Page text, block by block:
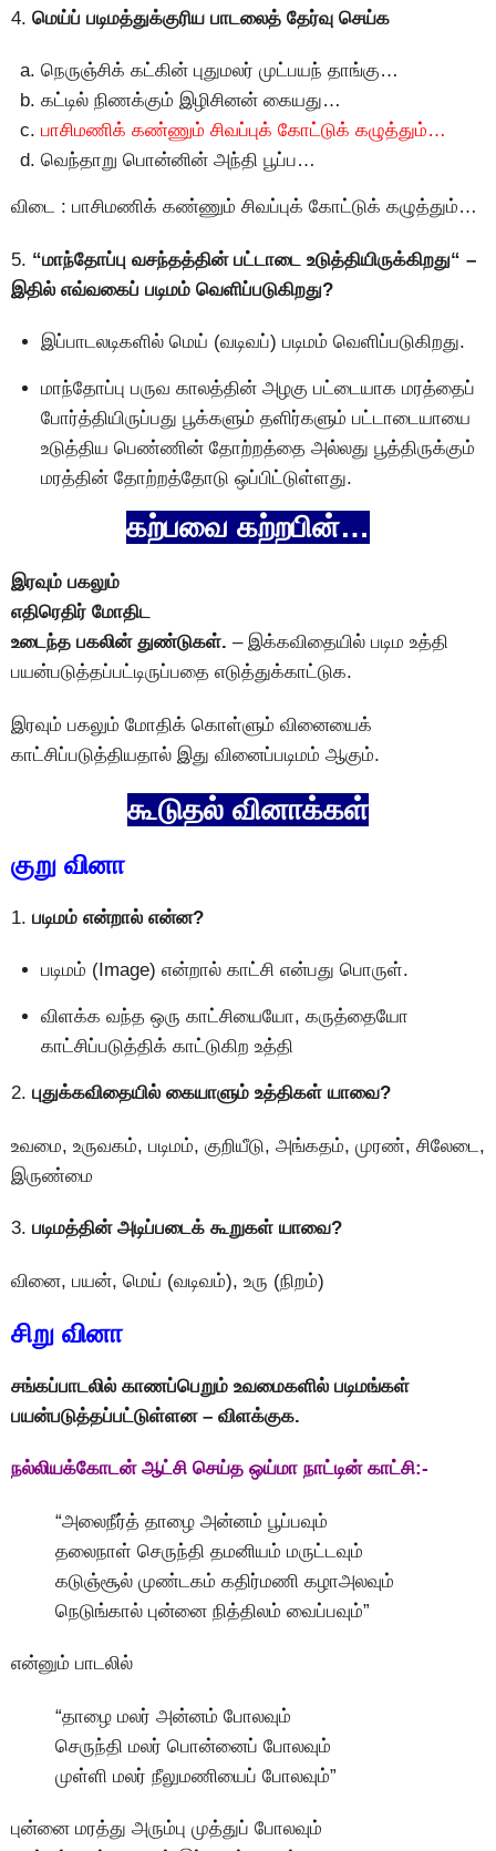
4. மெய்ப் படிமத்துக்குரிய பாடலைத் தேர்வு செய்க
நெருஞ்சிக் கட்கின் புதுமலர் முட்பயந் தாங்கு…
கட்டில் நிணக்கும் இழிசினன் கையது…
பாசிமணிக் கண்ணும் சிவப்புக் கோட்டுக் கழுத்தும்…
வெந்தாறு பொன்னின் அந்தி பூப்ப…
விடை : பாசிமணிக் கண்ணும் சிவப்புக் கோட்டுக் கழுத்தும்…
5. “மாந்தோப்பு வசந்தத்தின் பட்டாடை உடுத்தியிருக்கிறது“ –
இதில் எவ்வகைப் படிமம் வெளிப்படுகிறது?
இப்பாடலடிகளில் மெய் (வடிவப்) படிமம் வெளிப்படுகிறது.
மாந்தோப்பு பருவ காலத்தின் அழகு பட்டையாக மரத்தைப்
போர்த்தியிருப்பது பூக்களும் தளிர்களும் பட்டாடையாயை
உடுத்திய பெண்ணின் தோற்றத்தை அல்லது பூத்திருக்கும்
மரத்தின் தோற்றத்தோடு ஒப்பிட்டுள்ளது.
கற்பவை கற்றபின்…
இரவும் பகலும்
எதிரெதிர் மோதிட
உடைந்த பகலின் துண்டுகள். – இக்கவிதையில் படிம உத்தி
பயன்படுத்தப்பட்டிருப்பதை எடுத்துக்காட்டுக.
இரவும் பகலும் மோதிக் கொள்ளும் வினையைக்
காட்சிப்படுத்தியதால் இது வினைப்படிமம் ஆகும்.
கூடுதல் வினாக்கள்
குறு வினா
1. படிமம் என்றால் என்ன?
படிமம் (Image) என்றால் காட்சி என்பது பொருள்.
விளக்க வந்த ஒரு காட்சியையோ, கருத்தையோ
காட்சிப்படுத்திக் காட்டுகிற உத்தி
2. புதுக்கவிதையில் கையாளும் உத்திகள் யாவை?
உவமை, உருவகம், படிமம், குறியீடு, அங்கதம், முரண், சிலேடை,
இருண்மை
3. படிமத்தின் அடிப்படைக் கூறுகள் யாவை?
வினை, பயன், மெய் (வடிவம்), உரு (நிறம்)
சிறு வினா
சங்கப்பாடலில் காணப்பெறும் உவமைகளில் படிமங்கள்
பயன்படுத்தப்பட்டுள்ளன – விளக்குக.
நல்லியக்கோடன் ஆட்சி செய்த ஒய்மா நாட்டின் காட்சி:-
“அலைநீர்த் தாழை அன்னம் பூப்பவும்
தலைநாள் செருந்தி தமனியம் மருட்டவும்
கடுஞ்சூல் முண்டகம் கதிர்மணி கழாஅலவும்
நெடுங்கால் புன்னை நித்திலம் வைப்பவும்”
என்னும் பாடலில்
“தாழை மலர் அன்னம் போலவும்
செருந்தி மலர் பொன்னைப் போலவும்
முள்ளி மலர் நீலுமணியைப் போலவும்”
புன்னை மரத்து அரும்பு முத்துப் போலவும்